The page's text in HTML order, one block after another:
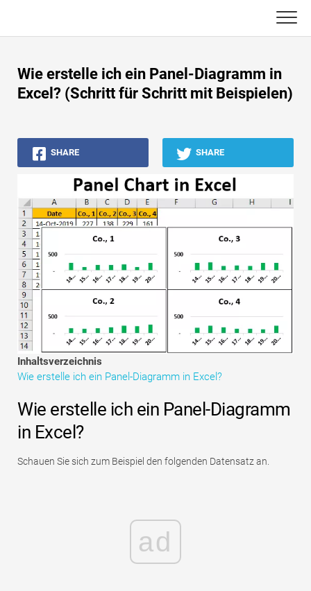
content
Buchhaltungs-Tutorials
Excel, VBA & Power BI
Investment Banking Tutorials
Top Bücher
Finanzkarriere-Leitfäden
Ressourcen für die Finanzzertifizierung
Tutorials zur Finanzmodellierung
Vollständige Form
Risikomanagement-Tutorials
Wie erstelle ich ein Panel-Diagramm in
Excel? (Schritt für Schritt mit Beispielen)
SHARE SHARE
Inhaltsverzeichnis
Wie erstelle ich ein Panel-Diagramm in Excel?
Wie erstelle ich ein Panel-Diagramm
in Excel?
Schauen Sie sich zum Beispiel den folgenden Datensatz an.
ad